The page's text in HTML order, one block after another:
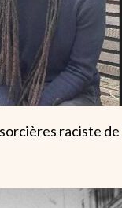
raciste